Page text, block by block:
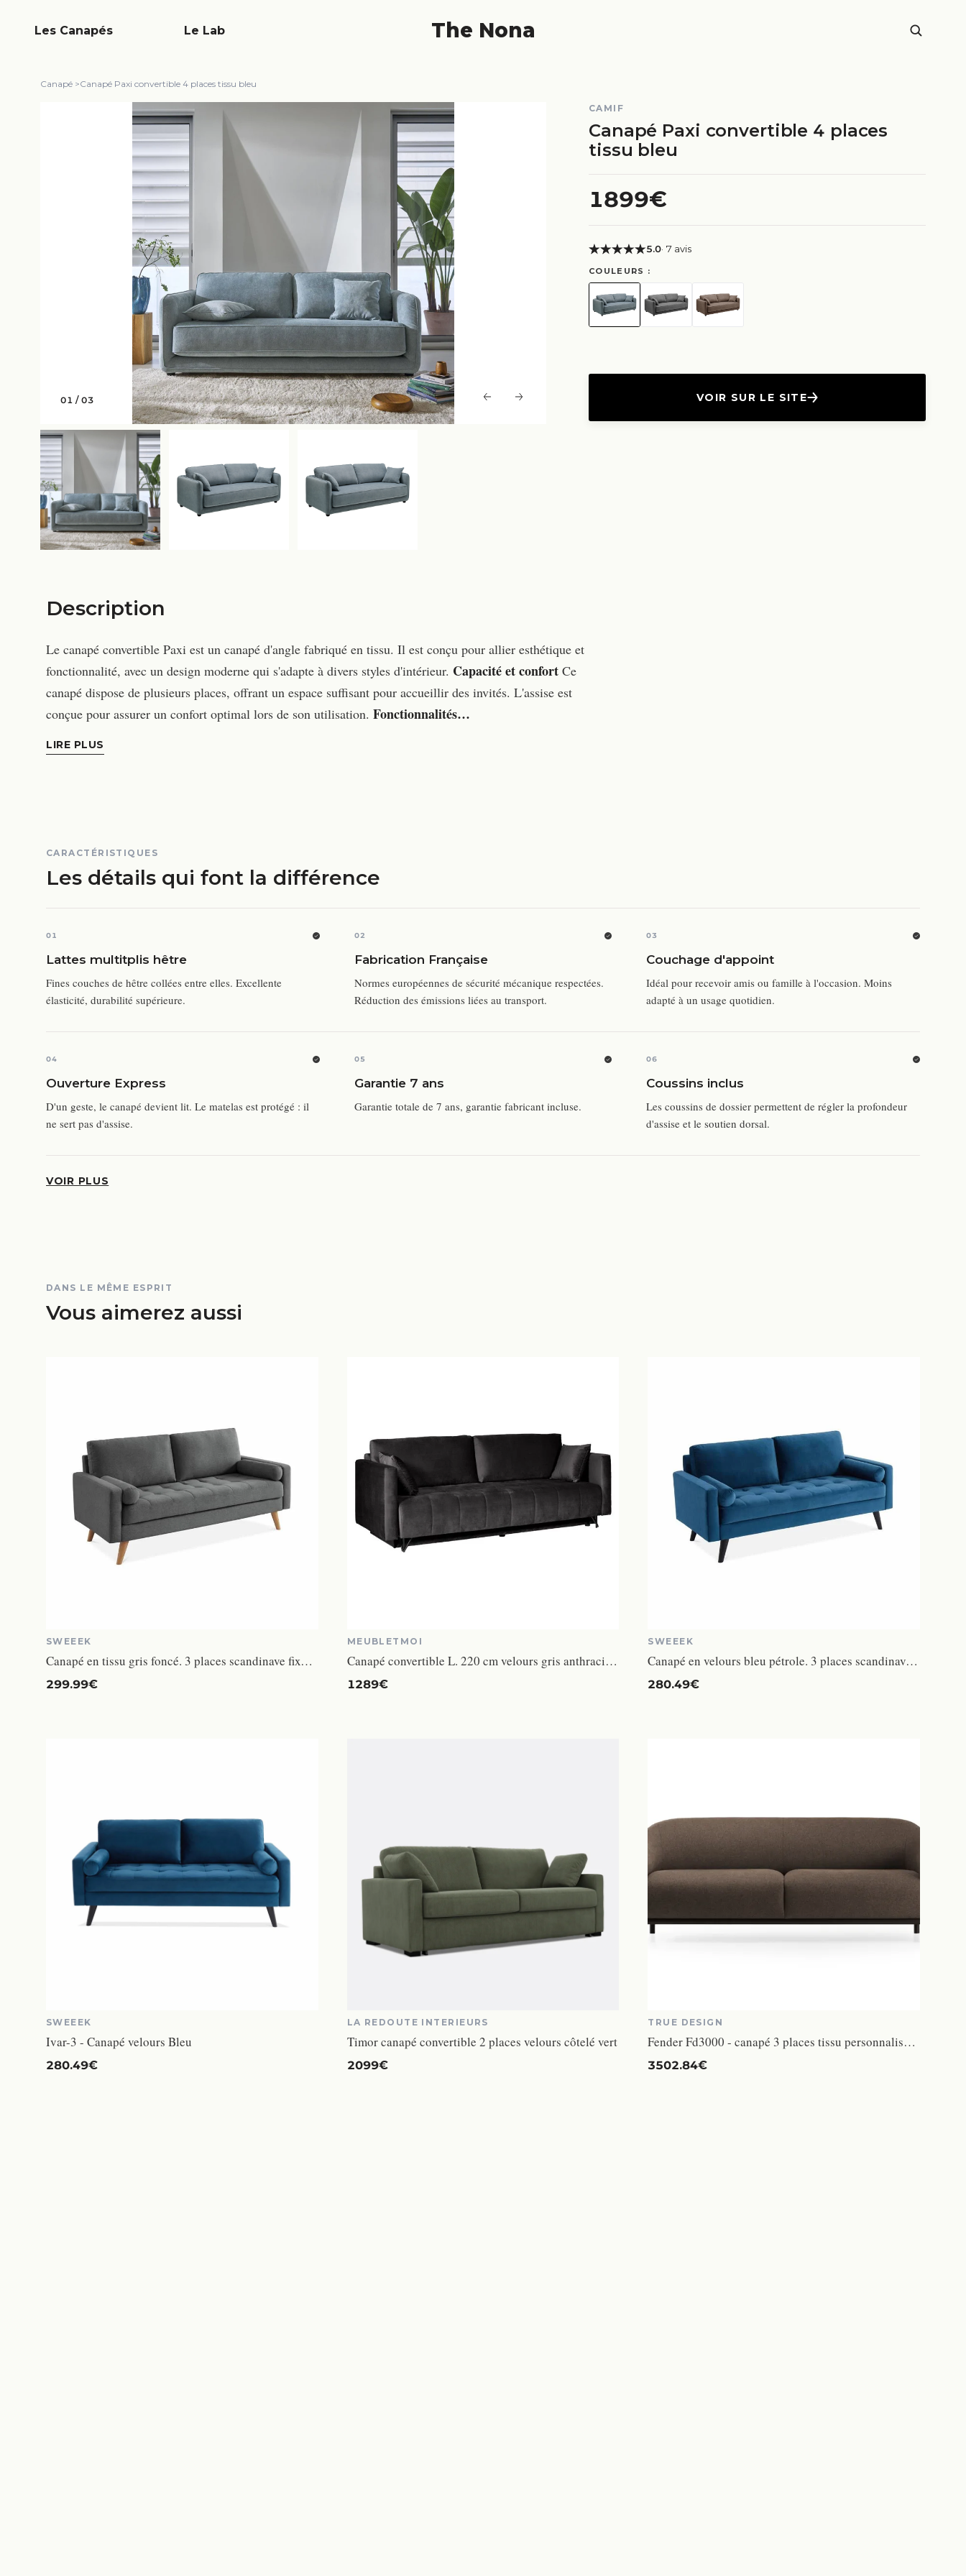
The Nona
Les Canapés Le Lab
Canapé >Canapé Paxi convertible 4 places tissu bleu
01 /03
CAMIF
Canapé Paxi convertible 4 places
tissu bleu
1899€
5.0· 7 avis
COULEURS :
VOIR SUR LE SITE
Description
Le canapé convertible Paxi est un canapé d'angle fabriqué en tissu. Il est conçu pour allier esthétique et
fonctionnalité, avec un design moderne qui s'adapte à divers styles d'intérieur. Capacité et confort Ce
canapé dispose de plusieurs places, offrant un espace suffisant pour accueillir des invités. L'assise est
conçue pour assurer un confort optimal lors de son utilisation. Fonctionnalités…
LIRE PLUS
CARACTÉRISTIQUES
Les détails qui font la différence
01
Lattes multitplis hêtre
Fines couches de hêtre collées entre elles. Excellente
élasticité, durabilité supérieure.
02
Fabrication Française
Normes européennes de sécurité mécanique respectées.
Réduction des émissions liées au transport.
03
Couchage d'appoint
Idéal pour recevoir amis ou famille à l'occasion. Moins
adapté à un usage quotidien.
04
Ouverture Express
D'un geste, le canapé devient lit. Le matelas est protégé : il
ne sert pas d'assise.
05
Garantie 7 ans
Garantie totale de 7 ans, garantie fabricant incluse.
06
Coussins inclus
Les coussins de dossier permettent de régler la profondeur
d'assise et le soutien dorsal.
VOIR PLUS
DANS LE MÊME ESPRIT
Vous aimerez aussi
SWEEEK
Canapé en tissu gris foncé. 3 places scandinave fixe. droit. pieds bois
299.99€
MEUBLETMOI
Canapé convertible L. 220 cm velours gris anthracite capitonné - KIARA Meubletmoi
1289€
SWEEEK
Canapé en velours bleu pétrole. 3 places scandinave fixe. droit. pieds bois noir
280.49€
SWEEEK
Ivar-3 - Canapé velours Bleu
280.49€
LA REDOUTE INTERIEURS
Timor canapé convertible 2 places velours côtelé vert
2099€
TRUE DESIGN
Fender Fd3000 - canapé 3 places tissu personnalisable
3502.84€